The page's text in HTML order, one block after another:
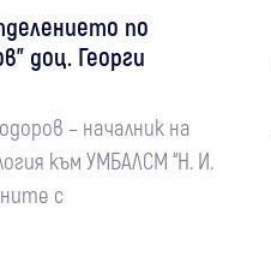
по
доц. Георги
– началник на
към УМБАЛСМ “Н. И.
с